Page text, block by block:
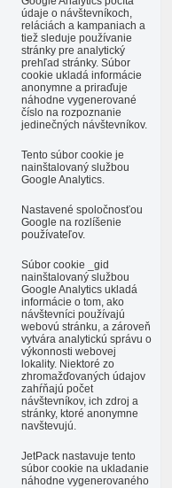
údaje o návštevníkoch,
reláciách a kampaniach a
tiež sleduje používanie
stránky pre analytický
prehľad stránky. Súbor
cookie ukladá informácie
anonymne a priraďuje
náhodne vygenerované
číslo na rozpoznanie
jedinečných návštevníkov.
Tento súbor cookie je
nainštalovaný službou
Google Analytics.
Nastavené spoločnosťou
Google na rozlíšenie
používateľov.
Súbor cookie _gid
nainštalovaný službou
Google Analytics ukladá
informácie o tom, ako
návštevníci používajú
webovú stránku, a zároveň
vytvára analytickú správu o
výkonnosti webovej
lokality. Niektoré zo
zhromažďovaných údajov
zahŕňajú počet
návštevníkov, ich zdroj a
stránky, ktoré anonymne
navštevujú.
JetPack nastavuje tento
súbor cookie na ukladanie
náhodne vygenerovaného